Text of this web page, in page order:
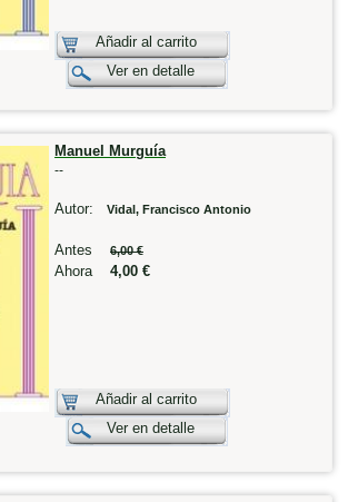
Añadir al carrito
Ver en detalle
Manuel Murguía
--
Autor: Vidal, Francisco Antonio
Antes 6,00 €
Ahora 4,00 €
Añadir al carrito
Ver en detalle